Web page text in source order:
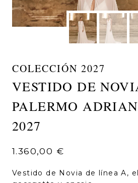
COLECCIÓN 2027
VESTIDO DE
PALERMO
2027
1.360,00 €
Vestido de Novia de línea A,